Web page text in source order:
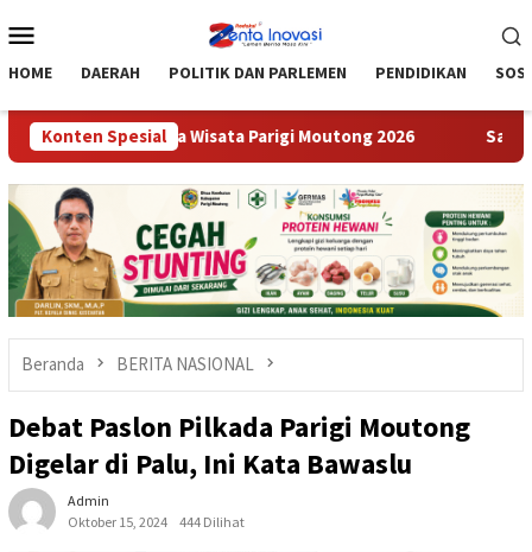
ke
Mobile
HOME DAERAH POLITIK DAN PARLEMEN PENDIDIKAN
Konten Spesial
Desa Wisata Parigi Moutong 2026 Satresnarkoba
Beranda BERITA NASIONAL
Debat Paslon Pilkada Parigi Moutong
Digelar di Palu, Ini Kata Bawaslu
Admin
Oktober 15, 2024
444 Dilihat